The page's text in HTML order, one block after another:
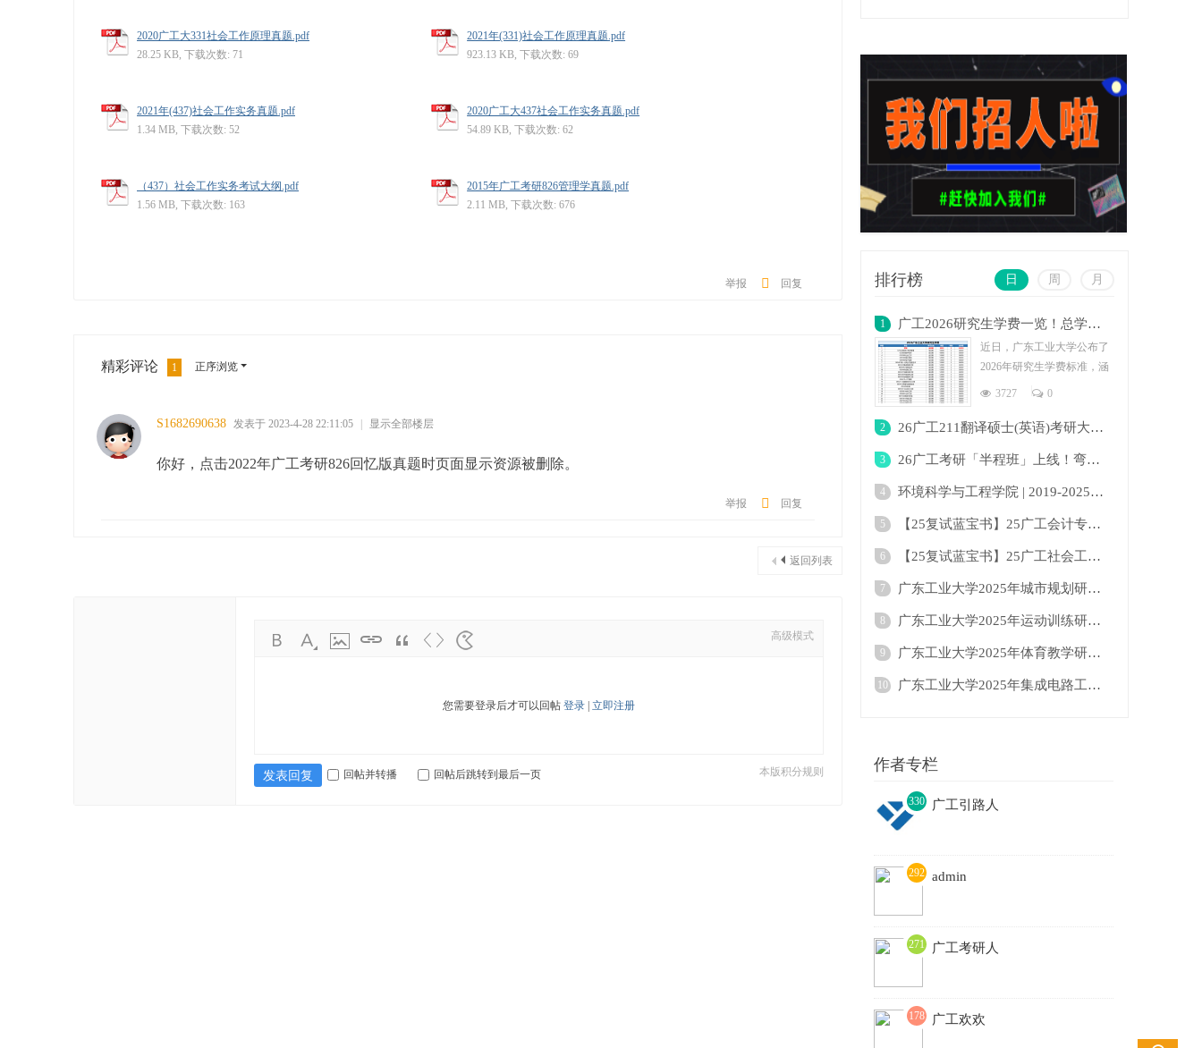
2020广工大331社会工作原理真题.pdf
28.25 KB, 下载次数: 71
2021年(331)社会工作原理真题.pdf
923.13 KB, 下载次数: 69
2021年(437)社会工作实务真题.pdf
1.34 MB, 下载次数: 52
2020广工大437社会工作实务真题.pdf
54.89 KB, 下载次数: 62
（437）社会工作实务考试大纲.pdf
1.56 MB, 下载次数: 163
2015年广工考研826管理学真题.pdf
2.11 MB, 下载次数: 676
回复
举报
精彩评论 1 正序浏览
S1682690638 发表于 2023-4-28 22:11:05 显示全部楼层
你好，点击2022年广工考研826回忆版真题时页面显示资源被删除。
回复
举报
返回列表
高级模式
您需要登录后才可以回帖 登录 立即注册
本版积分规则
发表回复 回帖并转播 回帖后跳转到最后一页
排行榜 日 周 月
1 广工2026研究生学费一览！总学费最低为2.4
近日，广东工业大学公布了
2026年研究生学费标准，涵
盖全日制与非全日制多个专
3727 0
2 26广工211翻译硕士(英语)考研大纲及变化！
3 26广工考研「半程班」上线！弯道超车下半场
4 环境科学与工程学院 | 2019-2025年广东工业
5 【25复试蓝宝书】25广工会计专硕复试考点真
6 【25复试蓝宝书】25广工社会工作复试考点真
7 广东工业大学2025年城市规划研究生招生目录
8 广东工业大学2025年运动训练研究生招生目录
9 广东工业大学2025年体育教学研究生招生目录
10 广东工业大学2025年集成电路工程△（按研究
作者专栏
330
广工引路人
292 admin
271 广工考研人
178 广工欢欢